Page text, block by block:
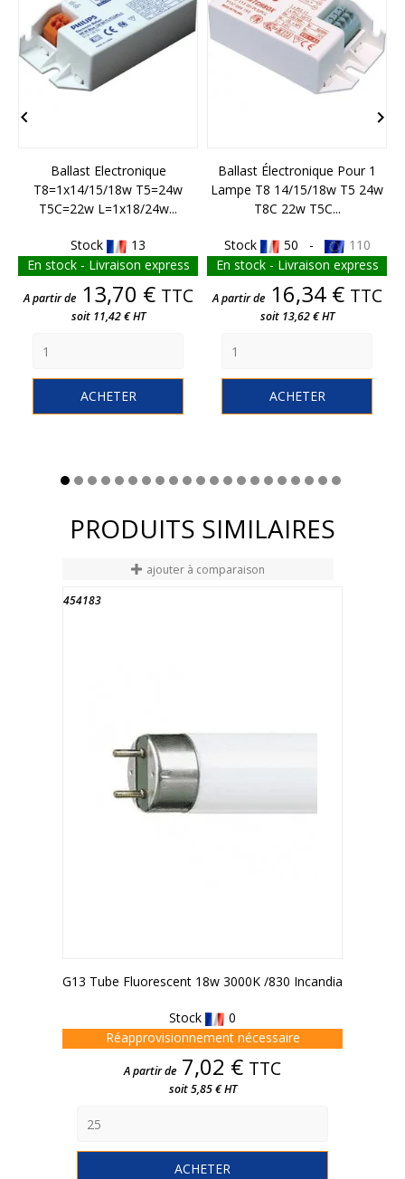
Ballast Electronique
T8=1x14/15/18w T5=24w
T5C=22w L=1x18/24w...
Stock
13
En stock - Livraison express
Prix
A partir de 13,70 € TTC
soit 11,42 € HT
ACHETER
Ballast Électronique Pour 1
Lampe T8 14/15/18w T5 24w
T8C 22w T5C...
Stock 50 -
110
En stock - Livraison express
Prix
A partir de 16,34 € TTC
soit 13,62 € HT
ACHETER
 
PRODUITS SIMILAIRES
ajouter à comparaison
454183
G13 Tube Fluorescent 18w 3000K /830 Incandia
Stock
0
Réapprovisionnement nécessaire
Prix
A partir de 7,02 € TTC
soit 5,85 € HT
ACHETER